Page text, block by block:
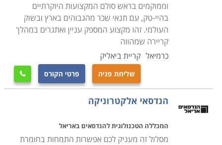
מה נלמד בקורס
לימודים אלו הם דלת הכניסה שלך לעולם האלקטרוניקה.
במסגרת הקורס נלמדים יסודות החשמל, מעגלים, זרם, מתח
והתנגדות חשמלית, העברת מסרים חשמליים, והשליטה
בעוצמה שלהם ובהופעתם. במסגרת היסודות והמבואות
נלמד האופן בו מתקשרים רכיבים שונים במערכת
אלקטרונית על מנת לייצר תוצר רצוי.
העברת ביטים בינאריים של הספרות אפס ואחת היא
וממוקמים בראש סולם המקצועות היוקרתיים
בהיי-טק, עם תנאי שכר מהגבוהים בארץ ובשוק
העולמי. זהו מקצוע המספק עניין ואתגרים במהלך
קריירה שמהווה
כרמיאל קריית ביאליק
שליחת פניה פרטי הקורס 
הנדסאי אלקטרוניקה
המכללה הטכנולוגית להנדסאים באריאל
מסלול זה מעניק לכם אפשרות התמחות בחומרת